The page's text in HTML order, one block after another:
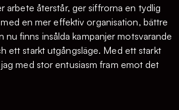
återstår, ger siffrorna en tydlig
en mer effektiv organisation, bättre
finns insålda kampanjer motsvarande
ett starkt utgångsläge. Med ett starkt
med stor entusiasm fram emot det